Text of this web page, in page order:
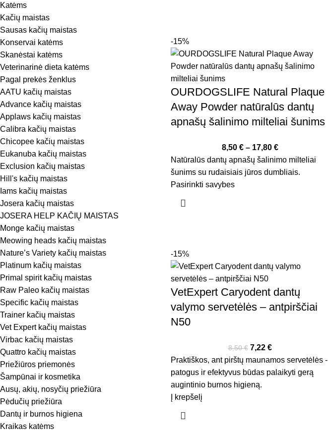
Katėms
Kačių maistas
Sausas kačių maistas
Konservai katėms
Skanėstai katėms
Veterinarinė dieta katėms
Pagal prekės ženklus
AATU kačių maistas
Advance kačių maistas
Applaws kačių maistas
Calibra kačių maistas
Chicopee kačių maistas
Eukanuba kačių maistas
Exclusion kačių maistas
Hill's kačių maistas
Iams kačių maistas
Josera kačių maistas
JOSERA HELP KAČIŲ MAISTAS
Monge kačių maistas
Meowing heads kačių maistas
Nature’s Variety kačių maistas
Platinum kačių maistas
Primal spirit kačių maistas
Raw Paleo kačių maistas
Specific kačių maistas
Trainer kačių maistas
Vet Expert kačių maistas
Virbac kačių maistas
Quattro kačių maistas
Priežiūros priemonės
Šampūnai ir kosmetika
Ausų, akių, nosyčių priežiūra
Pėdučių priežiūra
Dantų ir burnos higiena
Kraikas katėms
-15%
OURDOGSLIFE Natural Plaque
Away Powder natūralūs dantų
apnašų šalinimo milteliai šunims
8,50 € – 17,80 €
Natūralūs dantų apnašų šalinimo milteliai
šunims su rudaisiais jūros dumbliais.
Pasirinkti savybes
-15%
VetExpert Caryodent dantų
valymo servetėlės – antpirščiai
N50
8,50€ 7,22 €
Praktiškos, ant pirštų maunamos servetėlės -
patogus ir efektyvus būdas palaikyti gerą
augintinio burnos higieną.
Į krepšelį